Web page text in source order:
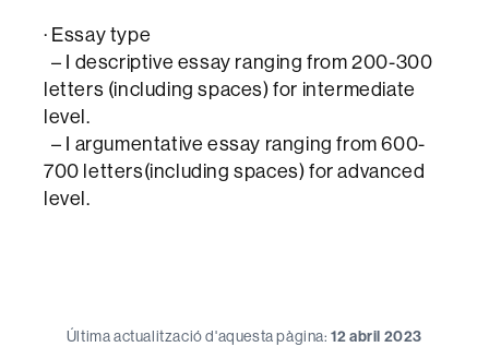
· Essay type
– I descriptive essay ranging from 200-300
letters (including spaces) for intermediate
level.
– I argumentative essay ranging from 600-
700 letters(including spaces) for advanced
level.
Última actualització d'aquesta pàgina:12 abril 2023